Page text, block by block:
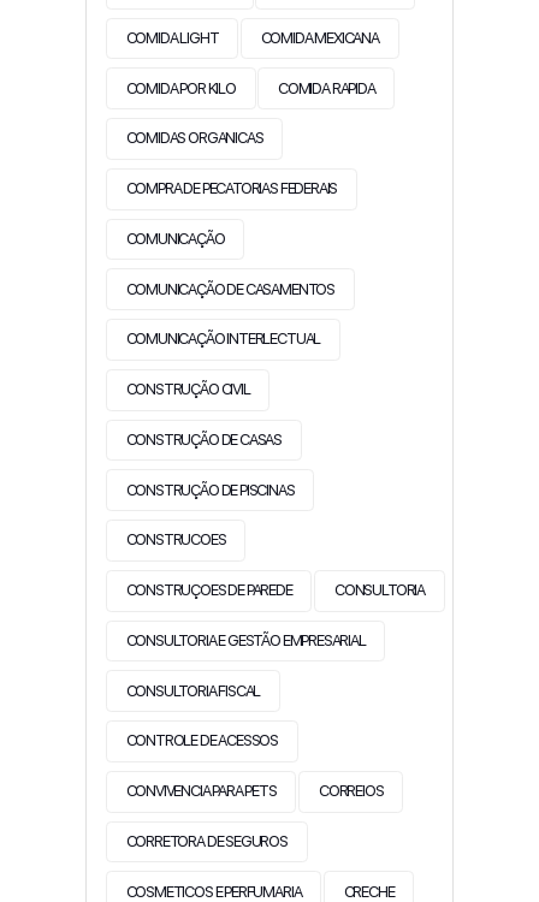
COMIDA LIGHT COMIDA MEXICANA
COMIDA POR KILO COMIDA RAPIDA
COMIDAS ORGANICAS
COMPRA DE PECATORIAS FEDERAIS
COMUNICAÇÃO
COMUNICAÇÃO DE CASAMENTOS
COMUNICAÇÃO INTERLECTUAL
CONSTRUÇÃO CIVIL
CONSTRUÇÃO DE CASAS
CONSTRUÇÃO DE PISCINAS
CONSTRUCOES
CONSTRUÇOES DE PAREDE CONSULTORIA
CONSULTORIA E GESTÃO EMPRESARIAL
CONSULTORIA FISCAL
CONTROLE DE ACESSOS
CONVIVENCIA PARA PETS CORREIOS
CORRETORA DE SEGUROS
COSMETICOS E PERFUMARIA CRECHE